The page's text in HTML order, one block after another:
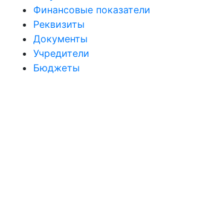
Финансовые показатели
Реквизиты
Документы
Учредители
Бюджеты